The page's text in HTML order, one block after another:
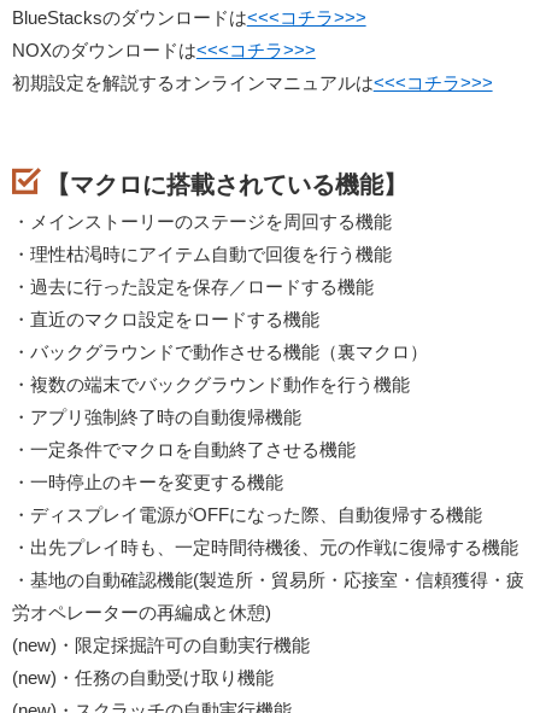
BlueStacksのダウンロードは<<<コチラ>>>
NOXのダウンロードは<<<コチラ>>>
初期設定を解説するオンラインマニュアルは<<<コチラ>>>
【マクロに搭載されている機能】
・メインストーリーのステージを周回する機能
・理性枯渇時にアイテム自動で回復を行う機能
・過去に行った設定を保存／ロードする機能
・直近のマクロ設定をロードする機能
・バックグラウンドで動作させる機能（裏マクロ）
・複数の端末でバックグラウンド動作を行う機能
・アプリ強制終了時の自動復帰機能
・一定条件でマクロを自動終了させる機能
・一時停止のキーを変更する機能
・ディスプレイ電源がOFFになった際、自動復帰する機能
・出先プレイ時も、一定時間待機後、元の作戦に復帰する機能
・基地の自動確認機能(製造所・貿易所・応接室・信頼獲得・疲
労オペレーターの再編成と休憩)
(new)・限定採掘許可の自動実行機能
(new)・任務の自動受け取り機能